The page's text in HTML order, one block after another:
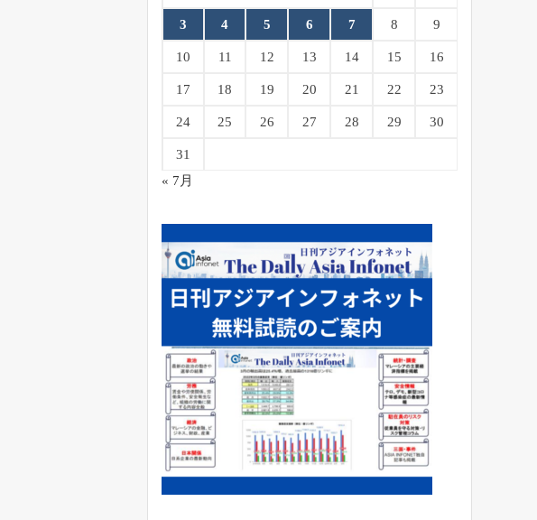
3 4 5 6 7 8 9
10 11 12 13 14 15 16
17 18 19 20 21 22 23
24 25 26 27 28 29 30
31
« 7月